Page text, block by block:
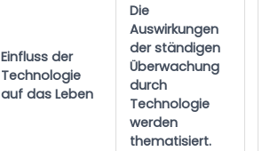
Einfluss der
Technologie
auf das Leben
Die
Auswirkungen
der ständigen
Überwachung
durch
Technologie
werden
thematisiert.